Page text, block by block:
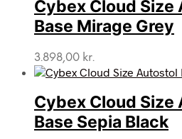
Cybex Cloud Size
Base Mirage Grey
3.898,00 kr.
Cybex Cloud Size
Base Sepia Black